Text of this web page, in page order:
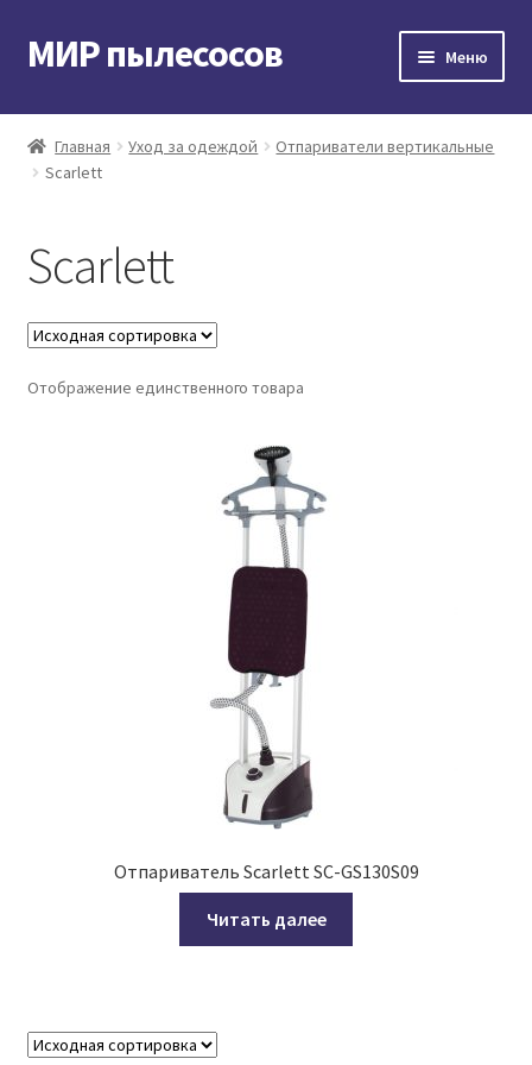
Перейти
к
Перейти
к
МИР пылесосов Меню
Главная
Мой аккаунт
Главная Уход за одеждой
Отпариватели вертикальные
Scarlett
Scarlett
Отображение единственного товара
Отпариватель Scarlett SC-GS130S09
Читать далее